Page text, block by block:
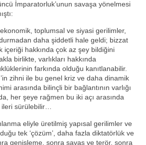
İmparatorluk’unun savaşa yönelmesi
toplumsal ve siyasi gerilimler,
daha şiddetli hale geldi; bizzat
içeriği hakkında çok az şey bildiğini
birlikte, varlıkları hakkında
farkında olduğu kanıtlanabilir.
zihni ile bu genel kriz ve daha dinamik
arasında bilinçli bir bağlantının varlığı
her şeye rağmen bu iki açı arasında
ileri sürülebilir…
eliyle üretilmiş yapısal gerilimler ve
tek ‘çözüm’, daha fazla diktatörlük ve
genişleme, sonra savaş ve terör, sonra